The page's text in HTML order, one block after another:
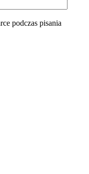
podczas pisania